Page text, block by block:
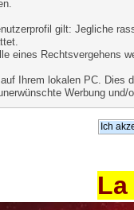
gilt: Jegliche
eines Rechtsvergehens
Ihrem lokalen PC.
Werbung und/
La